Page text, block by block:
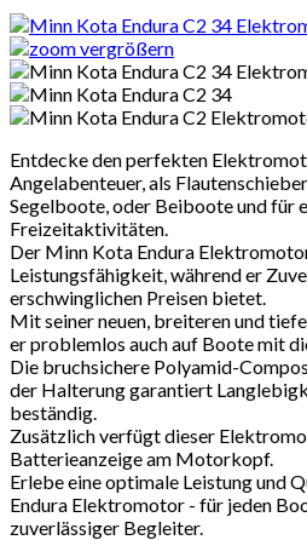
vergrößern
Entdecke den perfekten
Angelabenteuer, als
Segelboote, oder Beiboote und für
Freizeitaktivitäten.
Der Minn Kota Endura
Leistungsfähigkeit, während er
erschwinglichen Preisen bietet.
Mit seiner neuen, breiteren und
er problemlos auch auf Boote mit
Die bruchsichere Polyamid-
der Halterung garantiert
beständig.
Zusätzlich verfügt dieser
Batterieanzeige am Motorkopf.
Erlebe eine optimale Leistung und
Endura Elektromotor - für jeden
zuverlässiger Begleiter.